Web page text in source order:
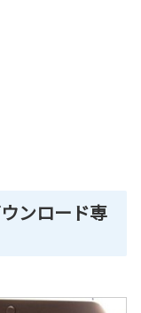
ンロード専